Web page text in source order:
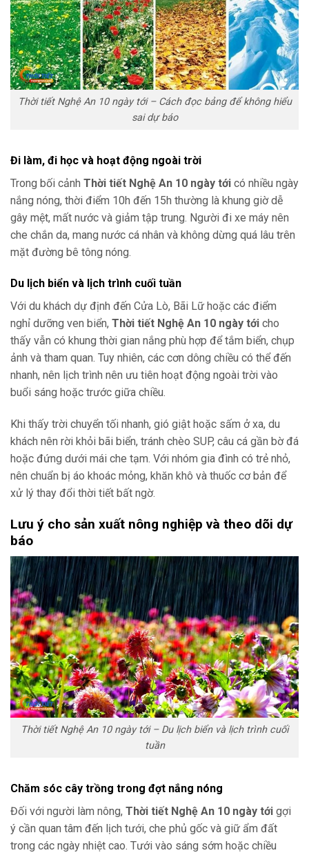
Thời tiết Nghệ An 10 ngày tới – Cách đọc bảng để không hiểu
sai dự báo
Đi làm, đi học và hoạt động ngoài trời
Trong bối cảnh Thời tiết Nghệ An 10 ngày tới có nhiều ngày
nắng nóng, thời điểm 10h đến 15h thường là khung giờ dễ
gây mệt, mất nước và giảm tập trung. Người đi xe máy nên
che chắn da, mang nước cá nhân và không dừng quá lâu trên
mặt đường bê tông nóng.
Du lịch biển và lịch trình cuối tuần
Với du khách dự định đến Cửa Lò, Bãi Lữ hoặc các điểm
nghỉ dưỡng ven biển, Thời tiết Nghệ An 10 ngày tới cho
thấy vẫn có khung thời gian nắng phù hợp để tắm biển, chụp
ảnh và tham quan. Tuy nhiên, các cơn dông chiều có thể đến
nhanh, nên lịch trình nên ưu tiên hoạt động ngoài trời vào
buổi sáng hoặc trước giữa chiều.
Khi thấy trời chuyển tối nhanh, gió giật hoặc sấm ở xa, du
khách nên rời khỏi bãi biển, tránh chèo SUP, câu cá gần bờ đá
hoặc đứng dưới mái che tạm. Với nhóm gia đình có trẻ nhỏ,
nên chuẩn bị áo khoác mỏng, khăn khô và thuốc cơ bản để
xử lý thay đổi thời tiết bất ngờ.
Lưu ý cho sản xuất nông nghiệp và theo dõi dự
báo
Thời tiết Nghệ An 10 ngày tới – Du lịch biển và lịch trình cuối
tuần
Chăm sóc cây trồng trong đợt nắng nóng
Đối với người làm nông, Thời tiết Nghệ An 10 ngày tới gợi
ý cần quan tâm đến lịch tưới, che phủ gốc và giữ ẩm đất
trong các ngày nhiệt cao. Tưới vào sáng sớm hoặc chiều